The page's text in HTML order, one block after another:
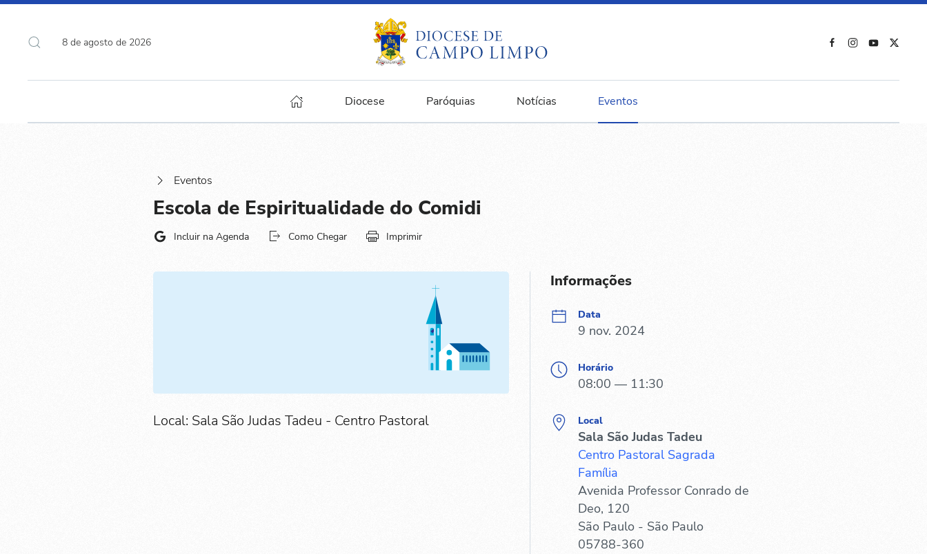
8 de agosto de 2026
Diocese Paróquias Notícias Eventos
Eventos
Escola de Espiritualidade do Comidi
Incluir na Agenda Como Chegar Imprimir
Local: Sala São Judas Tadeu - Centro Pastoral
Informações
Data
9 nov. 2024
Horário
08:00 — 11:30
Local
Sala São Judas Tadeu
Centro Pastoral Sagrada
Família
Avenida Professor Conrado de
Deo, 120
São Paulo - São Paulo
05788-360